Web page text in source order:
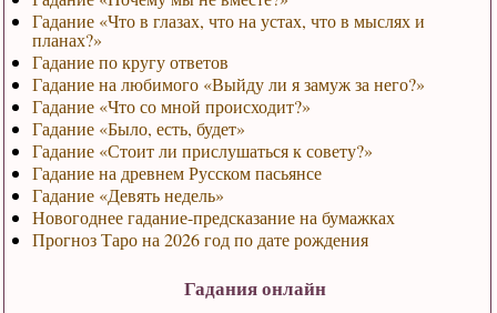
Гадание «Что в глазах, что на устах, что в мыслях и
планах?»
Гадание по кругу ответов
Гадание на любимого «Выйду ли я замуж за него?»
Гадание «Что со мной происходит?»
Гадание «Было, есть, будет»
Гадание «Стоит ли прислушаться к совету?»
Гадание на древнем Русском пасьянсе
Гадание «Девять недель»
Новогоднее гадание-предсказание на бумажках
Прогноз Таро на 2026 год по дате рождения
Гадания онлайн